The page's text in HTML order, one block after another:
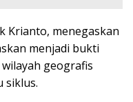
Krianto, menegaskan
menjadi bukti
geografis
siklus.